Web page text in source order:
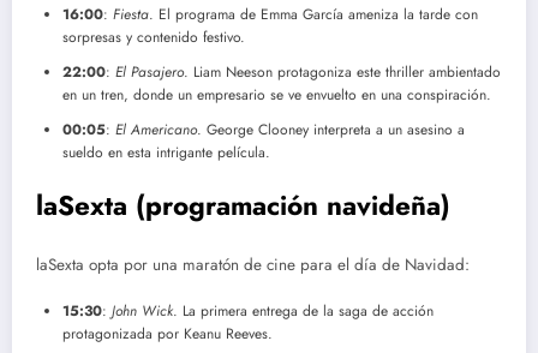
16:00: Fiesta. El programa de Emma García ameniza la tarde con
sorpresas y contenido festivo.
22:00: El Pasajero. Liam Neeson protagoniza este thriller ambientado
en un tren, donde un empresario se ve envuelto en una conspiración.
00:05: El Americano. George Clooney interpreta a un asesino a
sueldo en esta intrigante película.
laSexta (programación navideña)
laSexta opta por una maratón de cine para el día de Navidad:
15:30: John Wick. La primera entrega de la saga de acción
protagonizada por Keanu Reeves.